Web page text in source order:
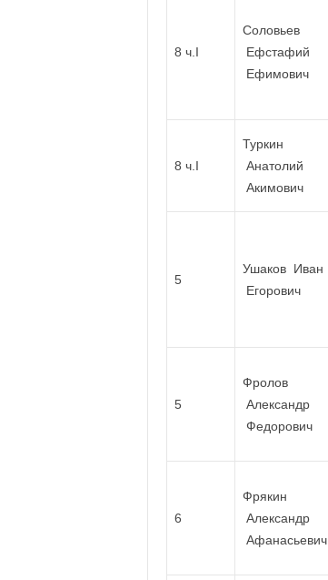
8 ч.I
Соловьев
Ефстафий
Ефимович
8 ч.I
Туркин
Анатолий
Акимович
5
Ушаков Иван
Егорович
5
Фролов
Александр
Федорович
6
Фрякин
Александр
Афанасьевич